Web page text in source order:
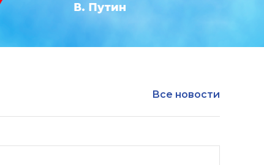
Все новости